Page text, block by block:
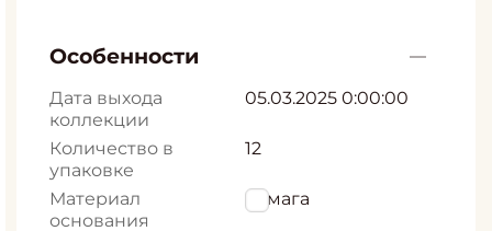
Особенности
Дата выхода
коллекции
05.03.2025 0:00:00
Количество в
упаковке
12
Материал
основания
бумага